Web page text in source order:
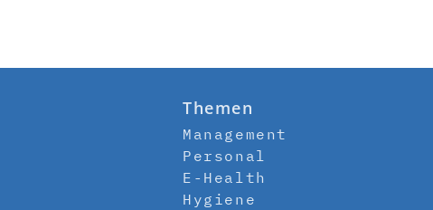
Themen
Management
Personal
E-Health
Hygiene